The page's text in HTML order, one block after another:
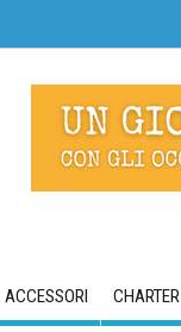
ACCESSORI CHARTER